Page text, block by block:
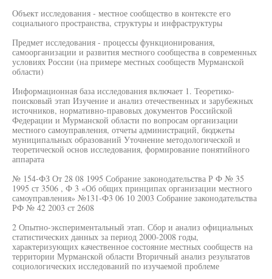
Объект исследования - местное сообщество в контексте его
социального пространства, структуры и инфраструктуры
Предмет исследования - процессы функционирования,
самоорганизации и развития местного сообщества в современных
условиях России (на примере местных сообществ Мурманской
области)
Информационная база исследования включает 1. Теоретико-
поисковый этап Изучение и анализ отечественных и зарубежных
источников, нормативно-правовых документов Российской
Федерации и Мурманской области по вопросам организации
местного самоуправления, отчеты администраций, бюджеты
муниципальных образований Уточнение методологической и
теоретической основ исследования, формирование понятийного
аппарата
№ 154-ФЗ От 28 08 1995 Собрание законодательства Р Ф № 35
1995 ст 3506 , Ф 3 «Об общих принципах организации местного
самоуправления» №131-Ф3 06 10 2003 Собрание законодательства
РФ № 42 2003 ст 2608
2 Опытно-экспериментальный этап. Сбор и анализ официальных
статистических данных за период 2000-2008 годы,
характеризующих качественное состояние местных сообществ на
территории Мурманской области Вторичный анализ результатов
социологических исследований по изучаемой проблеме